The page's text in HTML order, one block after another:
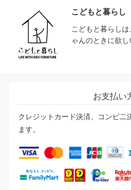
こどもと暮らし
こどもと暮らし
ゃんのときに欲し
お支払い
クレジットカード決済、コンビ二
ます。